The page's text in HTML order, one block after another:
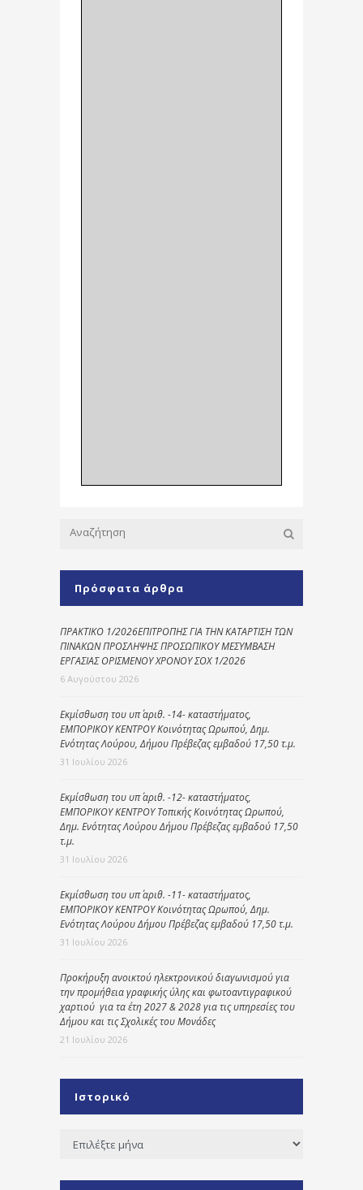
Πρόσφατα άρθρα
ΠΡΑΚΤΙΚΟ 1/2026ΕΠΙΤΡΟΠΗΣ ΓΙΑ ΤΗΝ ΚΑΤΑΡΤΙΣΗ ΤΩΝ
ΠΙΝΑΚΩΝ ΠΡΟΣΛΗΨΗΣ ΠΡΟΣΩΠΙΚΟΥ ΜΕΣΥΜΒΑΣΗ
ΕΡΓΑΣΙΑΣ ΟΡΙΣΜΕΝΟΥ ΧΡΟΝΟΥ ΣΟΧ 1/2026
6 Αυγούστου 2026
Εκμίσθωση του υπ΄ αριθ. -14- καταστήματος,
ΕΜΠΟΡΙΚΟΥ ΚΕΝΤΡΟΥ Κοινότητας Ωρωπού, Δημ.
Ενότητας Λούρου, Δήμου Πρέβεζας εμβαδού 17,50 τ.μ.
31 Ιουλίου 2026
Εκμίσθωση του υπ΄ αριθ. -12- καταστήματος,
ΕΜΠΟΡΙΚΟΥ ΚΕΝΤΡΟΥ Τοπικής Κοινότητας Ωρωπού,
Δημ. Ενότητας Λούρου Δήμου Πρέβεζας εμβαδού 17,50
τ.μ.
31 Ιουλίου 2026
Εκμίσθωση του υπ΄ αριθ. -11- καταστήματος,
ΕΜΠΟΡΙΚΟΥ ΚΕΝΤΡΟΥ Κοινότητας Ωρωπού, Δημ.
Ενότητας Λούρου Δήμου Πρέβεζας εμβαδού 17,50 τ.μ.
31 Ιουλίου 2026
Προκήρυξη ανοικτού ηλεκτρονικού διαγωνισμού για
την προμήθεια γραφικής ύλης και φωτοαντιγραφικού
χαρτιού για τα έτη 2027 & 2028 για τις υπηρεσίες του
Δήμου και τις Σχολικές του Μονάδες
21 Ιουλίου 2026
Ιστορικό
Ιστορικό